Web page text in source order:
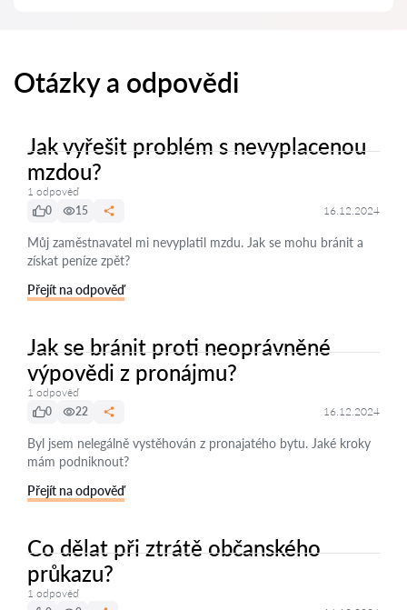
Otázky a odpovědi
Jak vyřešit problém s nevyplacenou
mzdou?
1 odpověď
0
15 16.12.2024
Můj zaměstnavatel mi nevyplatil mzdu. Jak se mohu bránit a
získat peníze zpět?
Přejít na odpověď
Jak se bránit proti neoprávněné
výpovědi z pronájmu?
1 odpověď
0
22 16.12.2024
Byl jsem nelegálně vystěhován z pronajatého bytu. Jaké kroky
mám podniknout?
Přejít na odpověď
Co dělat při ztrátě občanského
průkazu?
1 odpověď